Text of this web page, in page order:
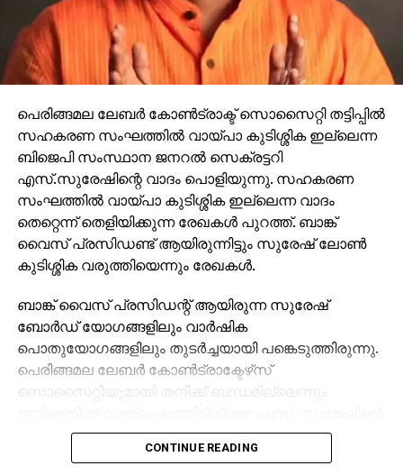
പെരിങ്ങമല ലേബര്‍ കോണ്‍ട്രാക്ട് സൊസൈറ്റി തട്ടിപ്പില്‍
സഹകരണ സംഘത്തില്‍ വായ്പാ കുടിശ്ശിക ഇല്ലെന്ന
ബിജെപി സംസ്ഥാന ജനറല്‍ സെക്രട്ടറി
എസ്.സുരേഷിന്റെ വാദം പൊളിയുന്നു. സഹകരണ
സംഘത്തില്‍ വായ്പാ കുടിശ്ശിക ഇല്ലെന്ന വാദം
തെറ്റെന്ന് തെളിയിക്കുന്ന രേഖകള്‍ പുറത്ത്. ബാങ്ക്
വൈസ് പ്രസിഡണ്ട് ആയിരുന്നിട്ടും സുരേഷ് ലോണ്‍
കുടിശ്ശിക വരുത്തിയെന്നും രേഖകള്‍.
ബാങ്ക് വൈസ് പ്രസിഡന്റ് ആയിരുന്ന സുരേഷ്
ബോര്‍ഡ് യോഗങ്ങളിലും വാര്‍ഷിക
പൊതുയോഗങ്ങളിലും തുടര്‍ച്ചയായി പങ്കെടുത്തിരുന്നു.
പെരിങ്ങമല ലേബര്‍ കോണ്‍ട്രാക്ടേഴ്‌സ്
സൊസൈറ്റിയുമായി തനിക്ക് ബന്ധമില്ലെന്നും
ഇതുവരെയുള്ള വാദം തെറ്റൊന്നു തെളിയിക്കുന്ന
രേഖകളാണ് പുറത്തുവന്നിട്ടുള്ളത്.
CONTINUE READING